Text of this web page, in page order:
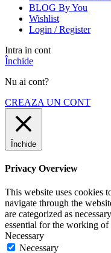
BLOG By You
Wishlist
Login / Register
Intra in cont
Închide
Nu ai cont?
CREAZA UN CONT
Închide
Privacy Overview
This website uses cookies
navigate through the
are categorized as
essential for the working
Necessary
Necessary